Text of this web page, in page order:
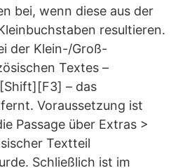
bei, wenn diese aus der
resultieren.
der Klein-/Groß-
Textes –
– das
Voraussetzung ist
Passage über Extras >
Textteil
Schließlich ist im